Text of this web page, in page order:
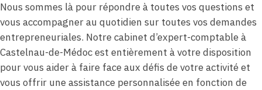
Nous sommes là pour répondre à toutes vos questions et
vous accompagner au quotidien sur toutes vos demandes
entrepreneuriales. Notre cabinet d’expert-comptable à
Castelnau-de-Médoc est entièrement à votre disposition
pour vous aider à faire face aux défis de votre activité et
vous offrir une assistance personnalisée en fonction de